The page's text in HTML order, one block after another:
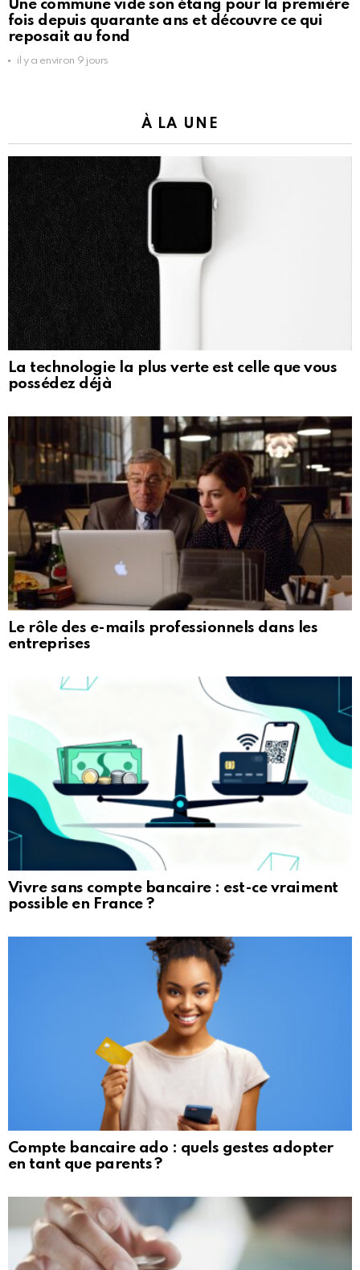
Une commune vide son étang pour la première
fois depuis quarante ans et découvre ce qui
reposait au fond
il y a environ 9 jours
À LA UNE
La technologie la plus verte est celle que vous
possédez déjà
Le rôle des e-mails professionnels dans les
entreprises
Vivre sans compte bancaire : est-ce vraiment
possible en France ?
Compte bancaire ado : quels gestes adopter
en tant que parents ?